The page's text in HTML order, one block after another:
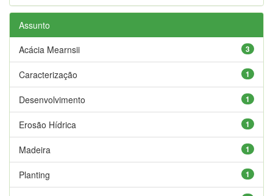
Assunto
3
Acácia Mearnsii
1
Caracterização
1
Desenvolvimento
1
Erosão Hídrica
1
Madeira
1
Planting